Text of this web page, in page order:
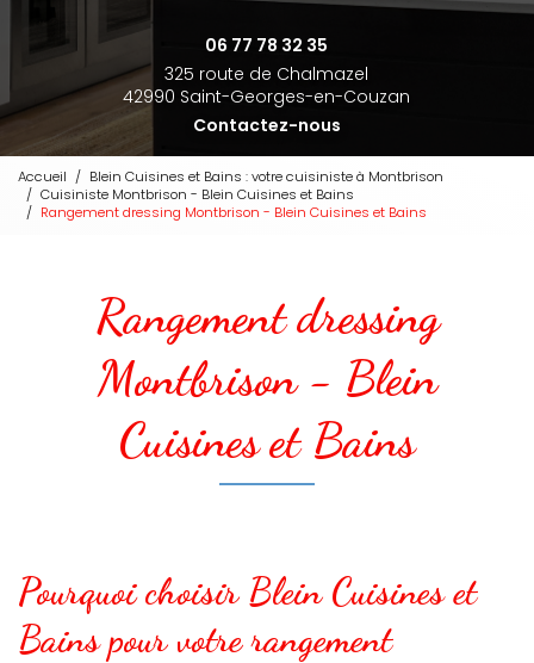
06 77 78 32 35
325 route de Chalmazel
42990 Saint-Georges-en-Couzan
Contactez-nous
Accueil
Blein Cuisines et Bains : votre cuisiniste à Montbrison
Cuisiniste Montbrison - Blein Cuisines et Bains
Rangement dressing Montbrison - Blein Cuisines et Bains
Rangement dressing
Montbrison - Blein
Cuisines et Bains
Pourquoi choisir Blein Cuisines et
Bains pour votre rangement